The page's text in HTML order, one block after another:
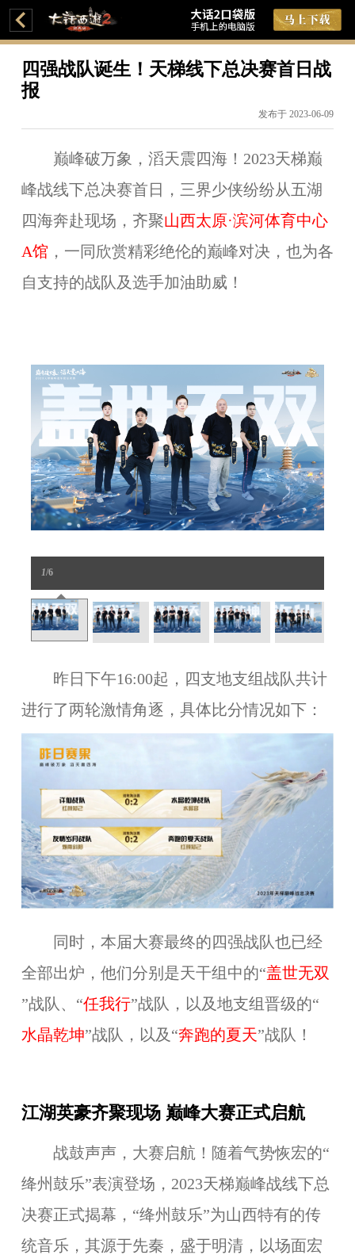
四强战队诞生！天梯线下总决赛首日战
报
发布于 2023-06-09
巅峰破万象，滔天震四海！2023天梯巅
峰战线下总决赛首日，三界少侠纷纷从五湖
四海奔赴现场，齐聚山西太原·滨河体育中心
A馆 ，一同欣赏精彩绝伦的巅峰对决，也为各
自支持的战队及选手加油助威！
1/6
昨日下午16:00起，四支地支组战队共计
进行了两轮激情角逐，具体比分情况如下：
同时，本届大赛最终的四强战队也已经
全部出炉，他们分别是天干组中的“盖世无双
”战队、“任我行”战队，以及地支组晋级的“
水晶乾坤”战队，以及“奔跑的夏天”战队！
江湖英豪齐聚现场 巅峰大赛正式启航
战鼓声声，大赛启航！随着气势恢宏的“
绛州鼓乐”表演登场，2023天梯巅峰战线下总
决赛正式揭幕，“绛州鼓乐”为山西特有的传
统音乐，其源于先秦，盛于明清，以场面宏